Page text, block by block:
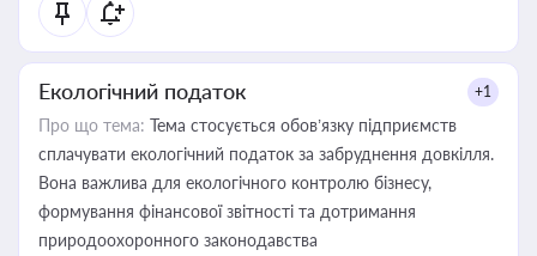
Екологічний податок +1
Про що тема: Тема стосується обов’язку підприємств
сплачувати екологічний податок за забруднення довкілля.
Вона важлива для екологічного контролю бізнесу,
формування фінансової звітності та дотримання
природоохоронного законодавства